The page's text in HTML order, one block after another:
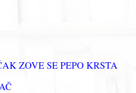
ZOVE SE PEPO KRSTA